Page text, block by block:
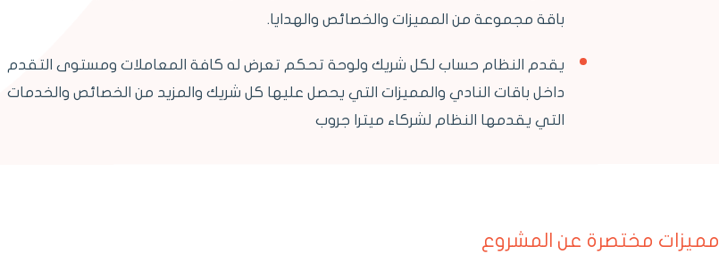
باقة مجموعة من المميزات والخصائص والهدايا.
يقدم النظام حساب لكل شريك ولوحة تحكم تعرض له كافة المعاملات ومستوى التقدم
داخل باقات النادي والمميزات التي يحصل عليها كل شريك والمزيد من الخصائص والخدمات
التي يقدمها النظام لشركاء ميترا جروب
مميزات مختصرة عن المشروع